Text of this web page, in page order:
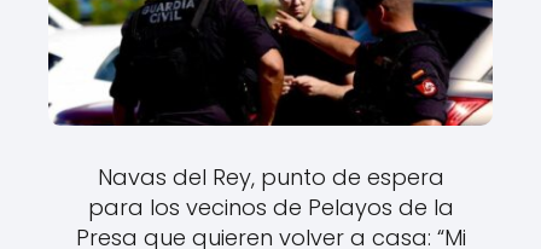
Navas del Rey, punto de espera
para los vecinos de Pelayos de la
Presa que quieren volver a casa: “Mi